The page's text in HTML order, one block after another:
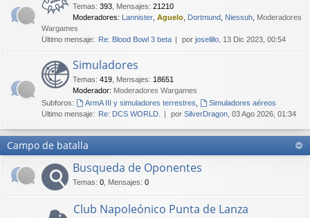
Temas: 393 Mensajes: 21210
Moderadores: Lannister Aguelo Dortmund Niessuh Moderadores
Wargames
Último mensaje: Re: Blood Bowl 3 beta por joselillo , 13 Dic 2023, 00:54
Simuladores
Temas: 419 Mensajes: 18651
Moderador: Moderadores Wargames
Subforos:
ArmA III y simuladores terrestres
Simuladores aéreos
Último mensaje: Re: DCS WORLD. por SilverDragon , 03 Ago 2026, 01:34
Campo de batalla
Busqueda de Oponentes
Temas: 0 Mensajes: 0
Club Napoleónico Punta de Lanza